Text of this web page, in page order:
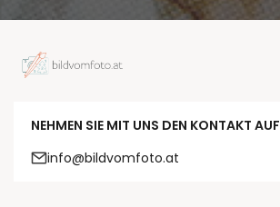
NEHMEN SIE MIT UNS DEN KONTAKT AUF
info@bildvomfoto.at